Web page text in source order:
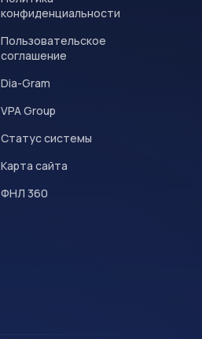
конфиденциальности
Пользовательское
соглашение
Dia-Gram
VPA Group
Статус системы
Карта сайта
ФНЛ 360